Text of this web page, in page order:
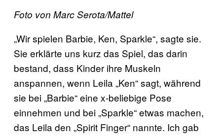
Foto von Marc Serota/Mattel
„Wir spielen Barbie, Ken, Sparkle“, sagte sie.
Sie erklärte uns kurz das Spiel, das darin
bestand, dass Kinder ihre Muskeln
anspannen, wenn Leila „Ken“ sagt, während
sie bei „Barbie“ eine x-beliebige Pose
einnehmen und bei „Sparkle“ etwas machen,
das Leila den „Spirit Finger“ nannte. Ich gab